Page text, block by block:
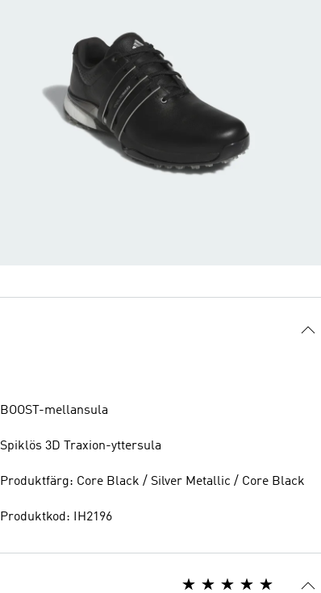
BOOST-mellansula
Spiklös 3D Traxion-yttersula
Produktfärg: Core Black / Silver Metallic / Core Black
Produktkod: IH2196